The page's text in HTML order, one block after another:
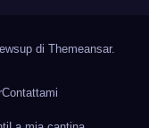
di Themeansar.
Contattami